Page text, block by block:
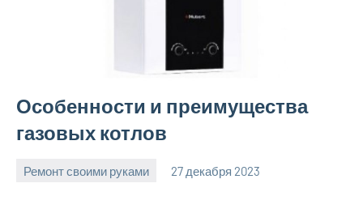
Особенности и преимущества
газовых котлов
Ремонт своими руками 27 декабря 2023